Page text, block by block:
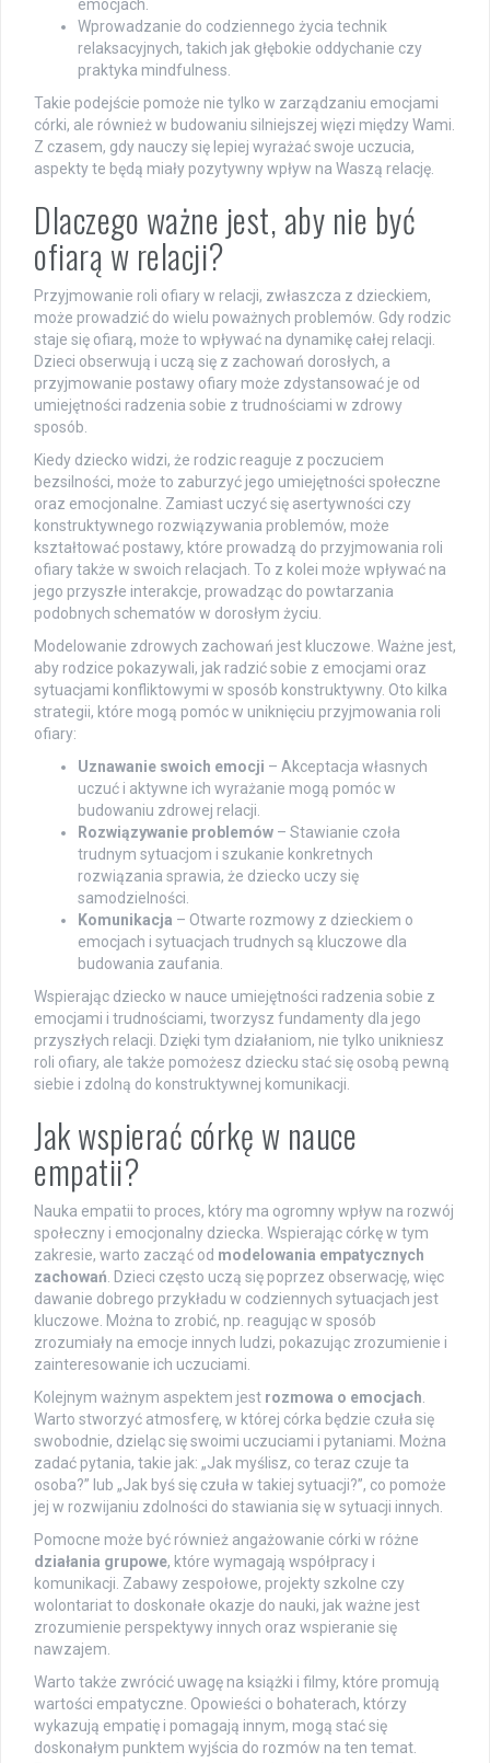
emocjach.
Wprowadzanie do codziennego życia technik
relaksacyjnych, takich jak głębokie oddychanie czy
praktyka mindfulness.
Takie podejście pomoże nie tylko w zarządzaniu emocjami
córki, ale również w budowaniu silniejszej więzi między Wami.
Z czasem, gdy nauczy się lepiej wyrażać swoje uczucia,
aspekty te będą miały pozytywny wpływ na Waszą relację.
Dlaczego ważne jest, aby nie być
ofiarą w relacji?
Przyjmowanie roli ofiary w relacji, zwłaszcza z dzieckiem,
może prowadzić do wielu poważnych problemów. Gdy rodzic
staje się ofiarą, może to wpływać na dynamikę całej relacji.
Dzieci obserwują i uczą się z zachowań dorosłych, a
przyjmowanie postawy ofiary może zdystansować je od
umiejętności radzenia sobie z trudnościami w zdrowy
sposób.
Kiedy dziecko widzi, że rodzic reaguje z poczuciem
bezsilności, może to zaburzyć jego umiejętności społeczne
oraz emocjonalne. Zamiast uczyć się asertywności czy
konstruktywnego rozwiązywania problemów, może
kształtować postawy, które prowadzą do przyjmowania roli
ofiary także w swoich relacjach. To z kolei może wpływać na
jego przyszłe interakcje, prowadząc do powtarzania
podobnych schematów w dorosłym życiu.
Modelowanie zdrowych zachowań jest kluczowe. Ważne jest,
aby rodzice pokazywali, jak radzić sobie z emocjami oraz
sytuacjami konfliktowymi w sposób konstruktywny. Oto kilka
strategii, które mogą pomóc w uniknięciu przyjmowania roli
ofiary:
Uznawanie swoich emocji – Akceptacja własnych
uczuć i aktywne ich wyrażanie mogą pomóc w
budowaniu zdrowej relacji.
Rozwiązywanie problemów – Stawianie czoła
trudnym sytuacjom i szukanie konkretnych
rozwiązania sprawia, że dziecko uczy się
samodzielności.
Komunikacja – Otwarte rozmowy z dzieckiem o
emocjach i sytuacjach trudnych są kluczowe dla
budowania zaufania.
Wspierając dziecko w nauce umiejętności radzenia sobie z
emocjami i trudnościami, tworzysz fundamenty dla jego
przyszłych relacji. Dzięki tym działaniom, nie tylko unikniesz
roli ofiary, ale także pomożesz dziecku stać się osobą pewną
siebie i zdolną do konstruktywnej komunikacji.
Jak wspierać córkę w nauce
empatii?
Nauka empatii to proces, który ma ogromny wpływ na rozwój
społeczny i emocjonalny dziecka. Wspierając córkę w tym
zakresie, warto zacząć od modelowania empatycznych
zachowań . Dzieci często uczą się poprzez obserwację, więc
dawanie dobrego przykładu w codziennych sytuacjach jest
kluczowe. Można to zrobić, np. reagując w sposób
zrozumiały na emocje innych ludzi, pokazując zrozumienie i
zainteresowanie ich uczuciami.
Kolejnym ważnym aspektem jest rozmowa o emocjach
Warto stworzyć atmosferę, w której córka będzie czuła się
swobodnie, dzieląc się swoimi uczuciami i pytaniami. Można
zadać pytania, takie jak: „Jak myślisz, co teraz czuje ta
osoba?” lub „Jak byś się czuła w takiej sytuacji?”, co pomoże
jej w rozwijaniu zdolności do stawiania się w sytuacji innych.
Pomocne może być również angażowanie córki w różne
działania grupowe, które wymagają współpracy i
komunikacji. Zabawy zespołowe, projekty szkolne czy
wolontariat to doskonałe okazje do nauki, jak ważne jest
zrozumienie perspektywy innych oraz wspieranie się
nawzajem.
Warto także zwrócić uwagę na książki i filmy, które promują
wartości empatyczne. Opowieści o bohaterach, którzy
wykazują empatię i pomagają innym, mogą stać się
doskonałym punktem wyjścia do rozmów na ten temat.